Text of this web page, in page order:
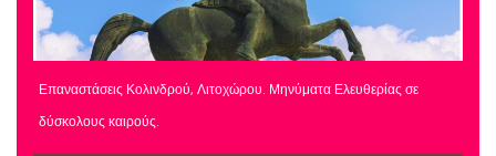
Επαναστάσεις Κολινδρού, Λιτοχώρου. Μηνύματα Ελευθερίας σε
δύσκολους καιρούς.